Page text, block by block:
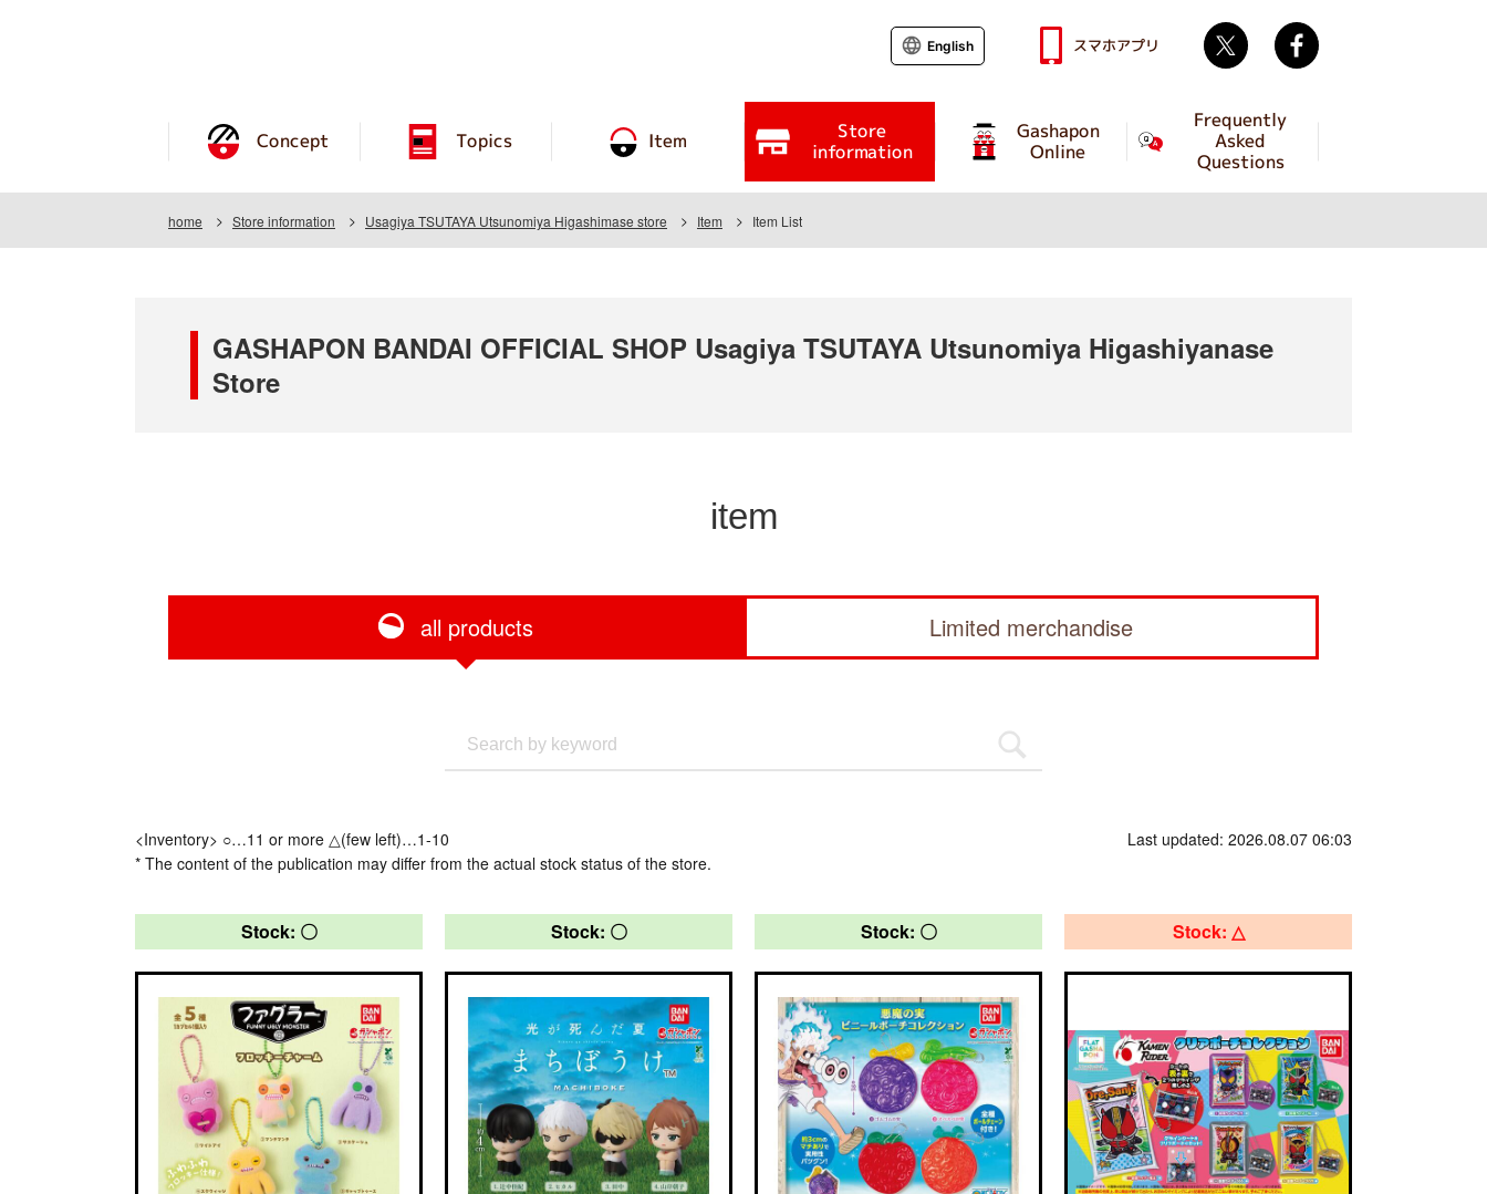
Concept Topics Item Store
information
Gashapon
Online
Frequently
Asked
Questions
English スマホアプリ Twitter
home Store information Usagiya TSUTAYA Utsunomiya Higashimase store Item Item List
GASHAPON BANDAI OFFICIAL SHOP Usagiya TSUTAYA Utsunomiya Higashiyanase
Store
item
all products Limited merchandise
<Inventory> ○…11 or more △(few left)…1-10
* The content of the publication may differ from the actual stock status of the store.
Last updated: 2026.08.07 06:03
Stock: 〇 Stock: 〇 Stock: 〇 Stock: △